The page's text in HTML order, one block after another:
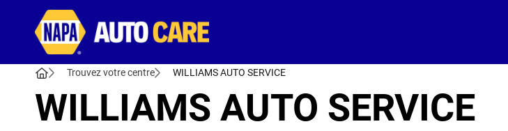
Trouvez votre centre WILLIAMS AUTO SERVICE
WILLIAMS AUTO SERVICE